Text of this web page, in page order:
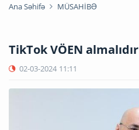
Ana Səhifə MÜSAHİBƏ
TikTok VÖEN almalıdır
02-03-2024 11:11